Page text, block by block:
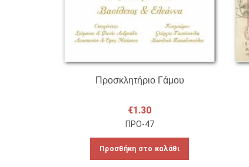
Προσκλητήριο Γάμου
€1.30
ΠΡΟ-47
Προσθήκη στο καλάθι